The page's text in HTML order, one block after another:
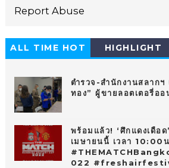
Report Abuse
ALL TIME HOT
HIGHLIGHT
ตำรวจ-สำนักงานสลากฯ
ทอง” ผู้ขายลอตเตอรี่อ
พร้อมแล้ว! ‘ศึกแดงเดือ
เมษายนนี้ เวลา 10:00
022